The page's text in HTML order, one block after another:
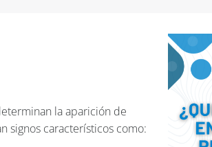
la aparición de
signos característicos como: